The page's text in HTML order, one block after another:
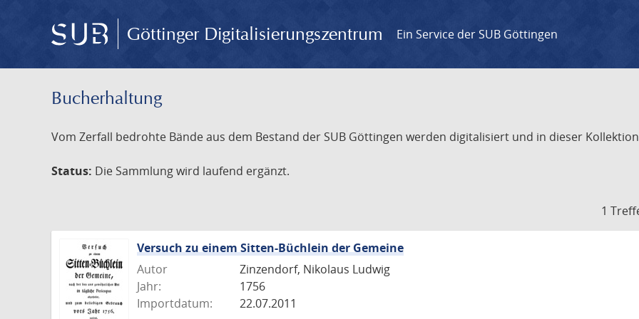
Göttinger Digitalisierungszentrum Ein Service der SUB Göttingen
Bucherhaltung
Vom Zerfall bedrohte Bände aus dem Bestand der SUB Göttingen werden digitalisiert und in dieser
Status: Die Sammlung wird laufend ergänzt.
1
Versuch zu einem Sitten-Büchlein der Gemeine
Autor
Zinzendorf, Nikolaus Ludwig
Jahr:
1756
Importdatum:
22.07.2011